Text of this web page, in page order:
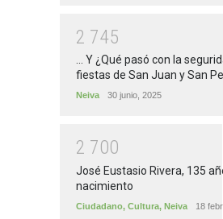
2 745
... Y ¿Qué pasó con la
fiestas de San Juan y San
Neiva 30 junio, 2025
2 700
José Eustasio Rivera, 135
nacimiento
Ciudadano, Cultura, Neiva 18